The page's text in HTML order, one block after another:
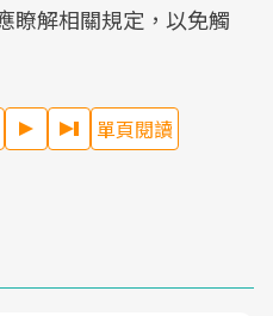
瞭解相關規定，以免觸
單頁閱讀